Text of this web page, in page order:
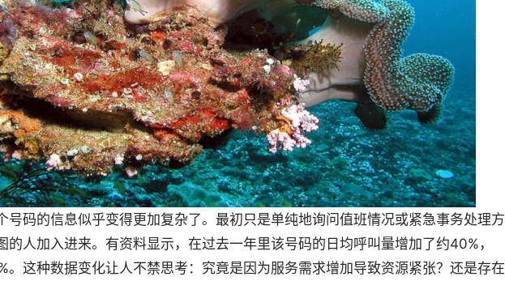
号码的信息似乎变得更加复杂了。最初只是单纯地询问值班情况或紧急事务处理方
的人加入进来。有资料显示，在过去一年里该号码的日均呼叫量增加了约40%，
。这种数据变化让人不禁思考：究竟是因为服务需求增加导致资源紧张？还是存在